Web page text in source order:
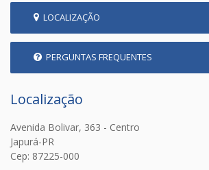
LOCALIZAÇÃO
PERGUNTAS FREQUENTES
Localização
Avenida Bolivar, 363 - Centro
Japurá-PR
Cep: 87225-000